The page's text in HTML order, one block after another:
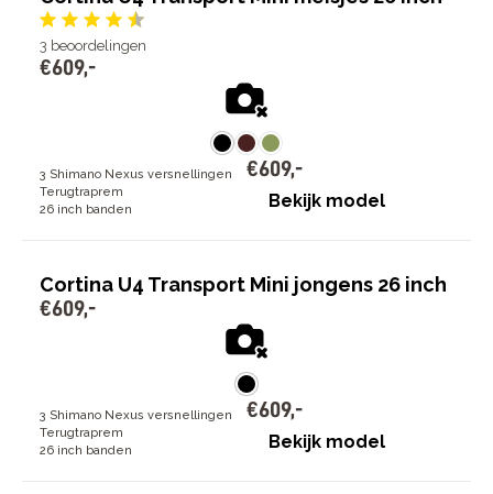
3 beoordelingen
€609,-
3 Shimano Nexus versnellingen
Terugtraprem
26 inch banden
€609,-
Bekijk model
Cortina U4 Transport Mini jongens 26 inch
€609,-
3 Shimano Nexus versnellingen
Terugtraprem
26 inch banden
€609,-
Bekijk model